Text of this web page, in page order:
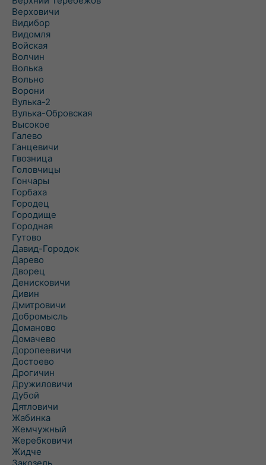
Верховичи
Видибор
Видомля
Войская
Волчин
Волька
Вольно
Ворони
Вулька-2
Вулька-Обровская
Высокое
Галево
Ганцевичи
Гвозница
Головчицы
Гончары
Горбаха
Городец
Городище
Городная
Гутово
Давид-Городок
Дарево
Дворец
Денисковичи
Дивин
Дмитровичи
Добромысль
Доманово
Домачево
Доропеевичи
Достоево
Дрогичин
Дружиловичи
Дубой
Дятловичи
Жабинка
Жемчужный
Жеребковичи
Жидче